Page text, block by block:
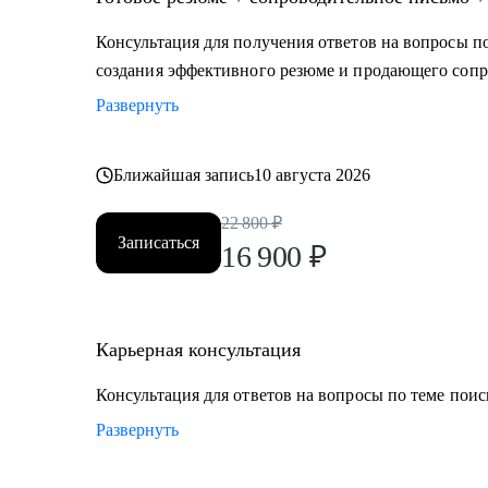
логичную линию, которая закроет вопросы
• Карьерный переход или выход на новый уровень
• Хотите понять рынок и своё место в нем -
начать ;)
Делаю качественный продукт за счет
запрос клиента, глубокой экспертизы и
Консультация для получения ответов на вопросы
создания эффективного резюме и продающего
Развернуть
Ближайшая запись10 августа 2026
Записаться
22 800 ₽
16 900 ₽
Карьерная консультация
Консультация для ответов на вопросы по теме
Развернуть